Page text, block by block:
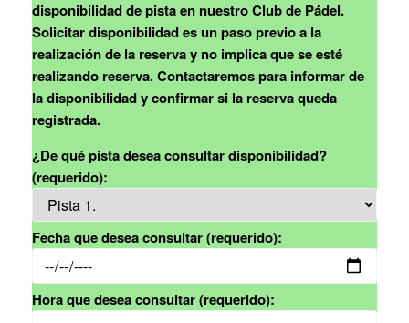
disponibilidad de pista en nuestro Club de Pádel.
Solicitar disponibilidad es un paso previo a la
realización de la reserva y no implica que se esté
realizando reserva. Contactaremos para informar de
la disponibilidad y confirmar si la reserva queda
registrada.
¿De qué pista desea consultar disponibilidad?
(requerido):
Fecha que desea consultar (requerido):
Hora que desea consultar (requerido):